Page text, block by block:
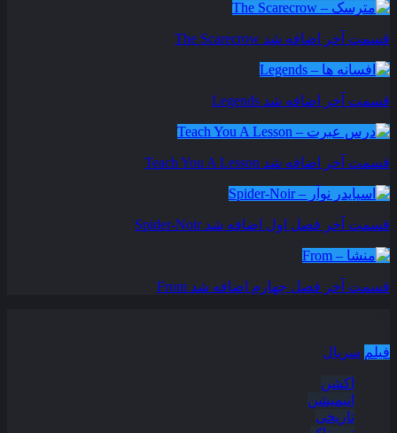
قسمت آخر اضافه شد The Scarecrow
قسمت آخر اضافه شد Legends
قسمت آخر اضافه شد Teach You A Lesson
قسمت آخر فصل اول اضافه شد Spider-Noir
قسمت آخر فصل چهارم اضافه شد From
فیلم سریال
اکشن
انیمیشن
تاریخی